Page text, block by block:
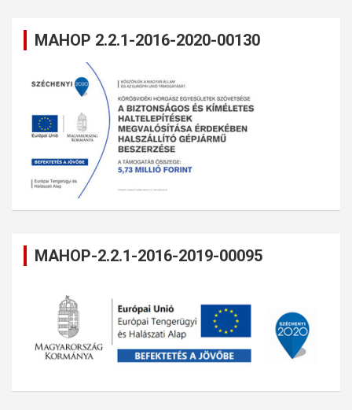
MAHOP 2.2.1-2016-2020-00130
MAHOP-2.2.1-2016-2019-00095